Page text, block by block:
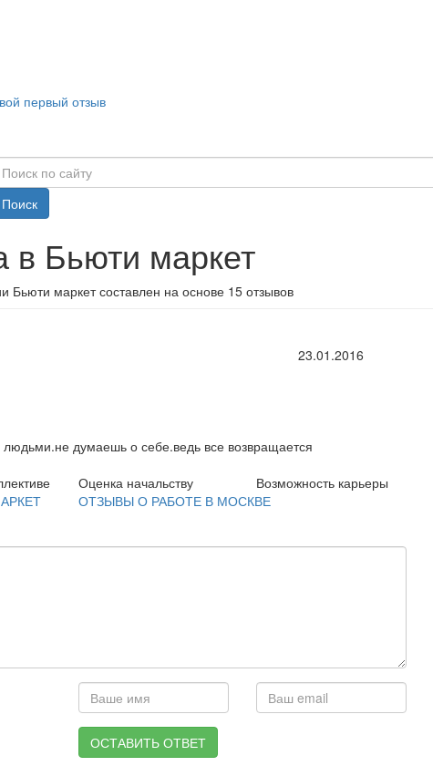
первый отзыв
Поиск
в Бьюти маркет
Бьюти маркет составлен на основе 15 отзывов
23.01.2016
людьми.не думаешь о себе.ведь все возвращается
Оценка начальству
Возможность карьеры
ОТЗЫВЫ О РАБОТЕ В МОСКВЕ
ОСТАВИТЬ ОТВЕТ